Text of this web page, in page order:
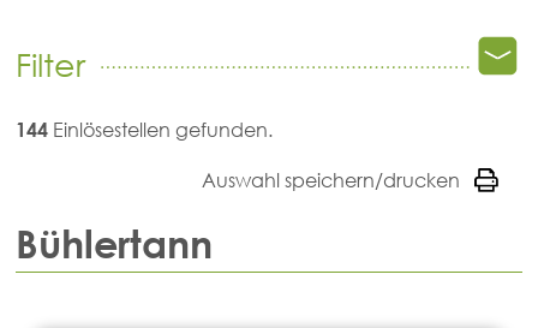
Filter
144 Einlösestellen gefunden.
Auswahl speichern/drucken
Bühlertann